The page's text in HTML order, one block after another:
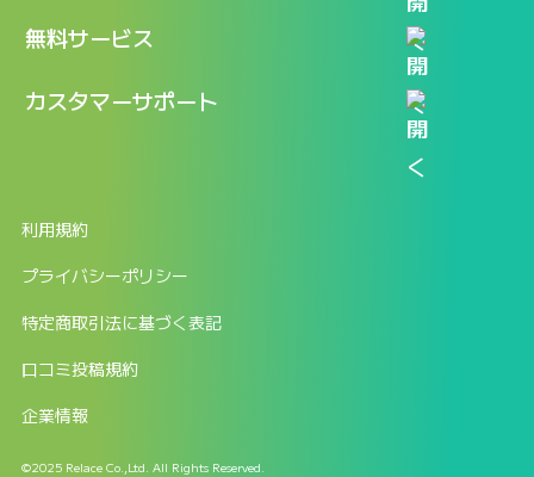
新着情報
ログイン
口コミ一覧
無料サービス
LINEで『Iパス ならし学習』
カスタマーサポート
返金申請フォーム
利用規約
プライバシーポリシー
特定商取引法に基づく表記
口コミ投稿規約
企業情報
©2025 Relace Co.,Ltd. All Rights Reserved.